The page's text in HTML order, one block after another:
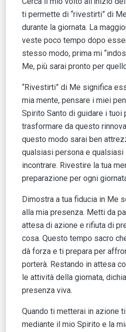
ti permette di “rivestirti” di
durante la giornata. La
veste poco tempo dopo
stesso modo, prima mi
Me, più sarai pronto per
“Rivestirti” di Me significa
mia mente, pensare i miei
Spirito Santo di guidare i tuoi
trasformare da questo
questo modo sarai ben
qualsiasi persona e
incontrare. Rivestire la tua
preparazione per ogni
Dimostra a tua fiducia in Me
alla mia presenza. Metti da
attesa di azione e rifiuta di
cosa. Questo tempo sacro
dà forza e ti prepara per
porterà. Restando in attesa
le attività della giornata,
presenza viva.
Quando ti metterai in azione
mediante il mio Spirito e la